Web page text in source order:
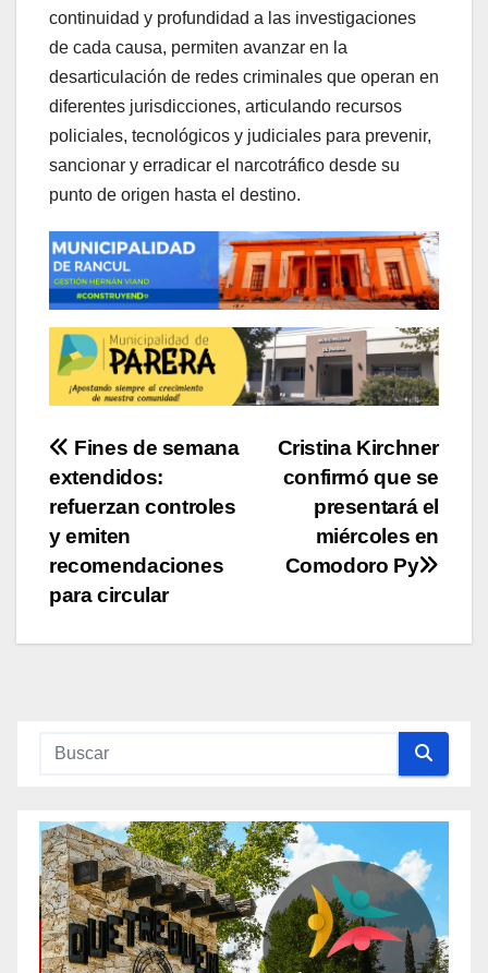
continuidad y profundidad a las investigaciones
de cada causa, permiten avanzar en la
desarticulación de redes criminales que operan en
diferentes jurisdicciones, articulando recursos
policiales, tecnológicos y judiciales para prevenir,
sancionar y erradicar el narcotráfico desde su
punto de origen hasta el destino.
Navegación
de
entradas
Cristina Kirchner
confirmó que se
presentará el
miércoles en
Comodoro Py
Fines de semana
extendidos:
refuerzan controles
y emiten
recomendaciones
para circular